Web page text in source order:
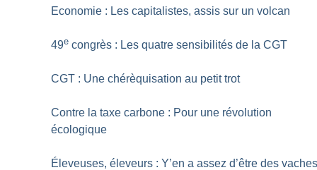
Economie : Les capitalistes, assis sur un volcan
49e congrès : Les quatre sensibilités de la CGT
CGT : Une chérèquisation au petit trot
Contre la taxe carbone : Pour une révolution
écologique
Éleveuses, éleveurs : Y’en a assez d’être des